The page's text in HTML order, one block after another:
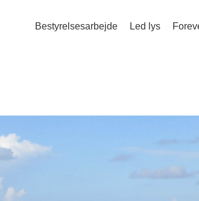
Bestyrelsesarbejde Led lys